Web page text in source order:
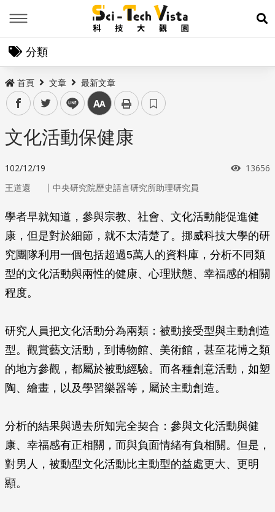
展
分類
首頁 文章 最新文章
facebooktwitter line 中
文化活動保健康
102/12/19 瀏覽次
13656
王道還 ｜ 中央研究院歷史語言研究所助理研究員
學者早就知道，參與宗教、社會、文化活動能促進健
康，但是對於細節，就不太清楚了。挪威科技大學的研
究團隊利用一個包括超過5萬人的資料庫，分析不同類
型的文化活動與兩性的健康、心理狀態、幸福感的相關
程度。
研究人員把文化活動分為兩類：被動接受型與主動創造
型。觀賞藝文活動，到博物館、美術館，甚至花博之類
的地方參觀，都屬於被動經驗。而各種創意活動，如塑
陶、繪畫，以及學習樂器等，屬於主動創造。
分析的結果與過去所知完全契合：參與文化活動與健
康、幸福感有正相關，而與負面情緒有負相關。但是，
對男人，被動型文化活動比主動型的益處更大、更明
顯。